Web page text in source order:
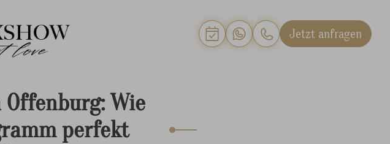
Jetzt anfragen
Wie
perfekt